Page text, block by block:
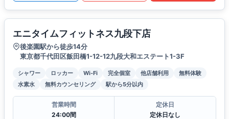
エニタイムフィットネス九段下店
後楽園駅から徒歩14分
東京都千代田区飯田橋1-12-12九段大和エステート1-3F
シャワー ロッカー Wi-Fi 完全個室 他店舗利用
無料体験
水素水
無料カウンセリング 駅から5分以内
営業時間
24:00間
定休日
定休日なし